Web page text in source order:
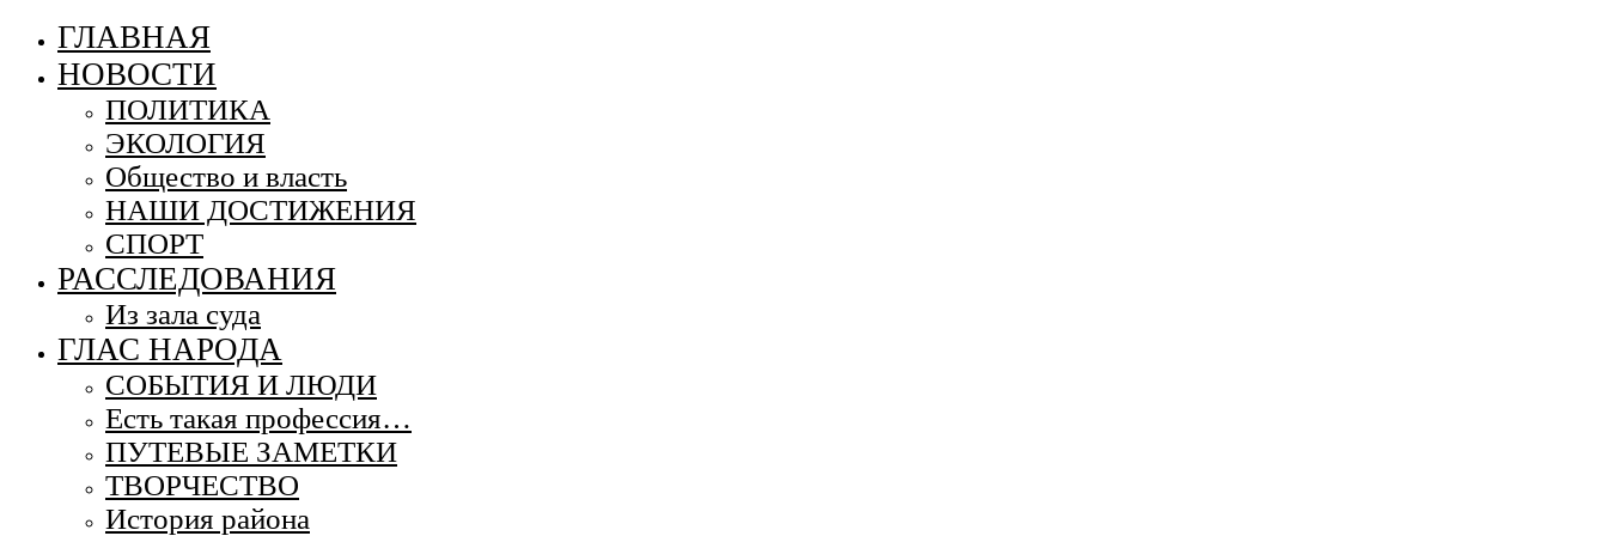
ГЛАВНАЯ
НОВОСТИ
ПОЛИТИКА
ЭКОЛОГИЯ
Общество и власть
НАШИ ДОСТИЖЕНИЯ
СПОРТ
РАССЛЕДОВАНИЯ
Из зала суда
ГЛАС НАРОДА
СОБЫТИЯ И ЛЮДИ
Есть такая профессия…
ПУТЕВЫЕ ЗАМЕТКИ
ТВОРЧЕСТВО
История района